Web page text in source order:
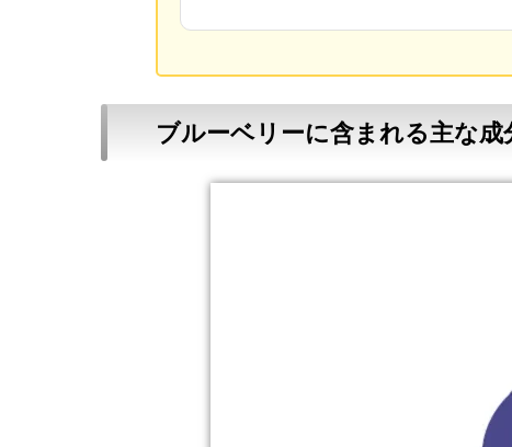
ブルーベリーに含まれる主な